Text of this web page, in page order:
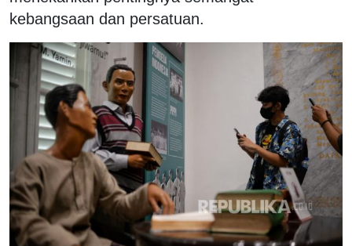
kebangsaan dan persatuan.